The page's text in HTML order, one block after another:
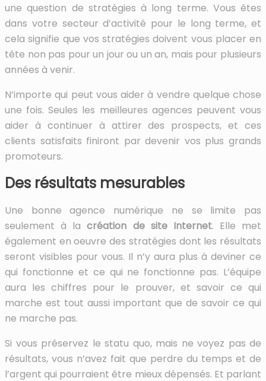
une question de stratégies à long terme. Vous êtes
dans votre secteur d’activité pour le long terme, et
cela signifie que vos stratégies doivent vous placer en
tête non pas pour un jour ou un an, mais pour plusieurs
années à venir.
N’importe qui peut vous aider à vendre quelque chose
une fois. Seules les meilleures agences peuvent vous
aider à continuer à attirer des prospects, et ces
clients satisfaits finiront par devenir vos plus grands
promoteurs.
Des résultats mesurables
Une bonne agence numérique ne se limite pas
seulement à lacréation de site Internet. Elle met
également en oeuvre des stratégies dont les résultats
seront visibles pour vous. Il n’y aura plus à deviner ce
qui fonctionne et ce qui ne fonctionne pas. L’équipe
aura les chiffres pour le prouver, et savoir ce qui
marche est tout aussi important que de savoir ce qui
ne marche pas.
Si vous préservez le statu quo, mais ne voyez pas de
résultats, vous n’avez fait que perdre du temps et de
l’argent qui pourraient être mieux dépensés. Et parlant